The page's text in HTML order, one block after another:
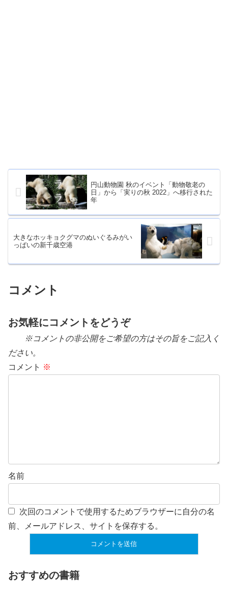
円山動物園 秋のイベント「動物敬老の
日」から「実りの秋 2022」へ移行された
年
大きなホッキョクグマのぬいぐるみがい
っぱいの新千歳空港
コメント
お気軽にコメントをどうぞ
※コメントの非公開をご希望の方はその旨をご記入く
ださい。
コメント ※
名前
次回のコメントで使用するためブラウザーに自分の名
前、メールアドレス、サイトを保存する。
おすすめの書籍